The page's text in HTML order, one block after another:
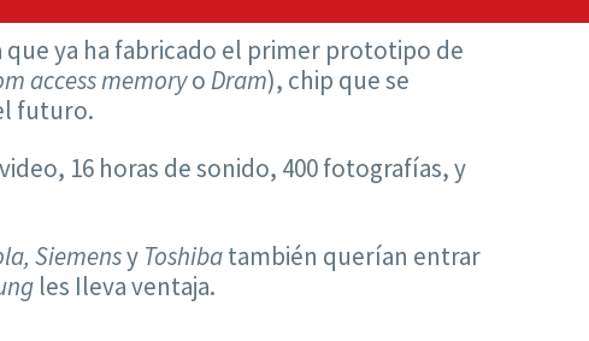
que ya ha fabricado el primer prototipo de
access memoryoDram), chip que se
futuro.
16 horas de sonido, 400 fotografías, y
Siemensy Toshibatambién querían entrar
les Ileva ventaja.